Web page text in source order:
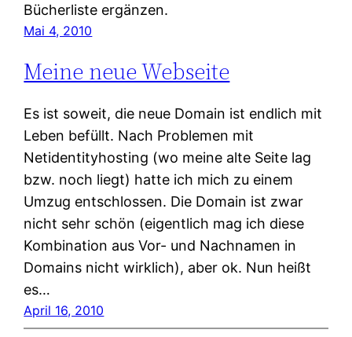
Bücherliste ergänzen.
Mai 4, 2010
Meine neue Webseite
Es ist soweit, die neue Domain ist endlich mit
Leben befüllt. Nach Problemen mit
Netidentityhosting (wo meine alte Seite lag
bzw. noch liegt) hatte ich mich zu einem
Umzug entschlossen. Die Domain ist zwar
nicht sehr schön (eigentlich mag ich diese
Kombination aus Vor- und Nachnamen in
Domains nicht wirklich), aber ok. Nun heißt
es…
April 16, 2010